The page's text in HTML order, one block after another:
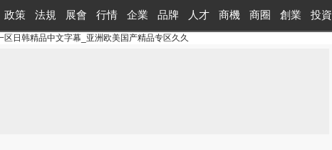
日韩精品中文字幕_亚洲欧美国产精品专区久久
政策 法規 展會 行情 企業 品牌 人才 商機 商圈 創業 投資